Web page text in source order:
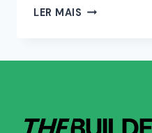
LER MAIS